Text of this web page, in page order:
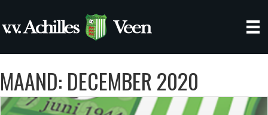
MAAND: DECEMBER 2020